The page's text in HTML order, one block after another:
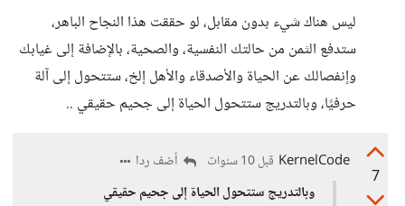
ليس هناك شيء بدون مقابل، لو حققت هذا النجاح الباهر،
ستدفع الثمن من حالتك النفسية، والصحية، بالإضافة إلى غيابك
وإنفصالك عن الحياة والأصدقاء والأهل إلخ، ستتحول إلى آلة
حرفيًا، وبالتدريج ستتحول الحياة إلى جحيم حقيقي ..
7
KernelCode قبل 10 سنوات
أضف ردا
وبالتدريج ستتحول الحياة إلى جحيم حقيقي